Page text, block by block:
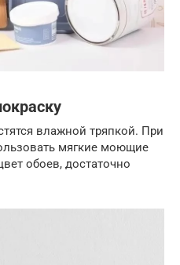
влажной тряпкой. При
мягкие моющие
обоев, достаточно